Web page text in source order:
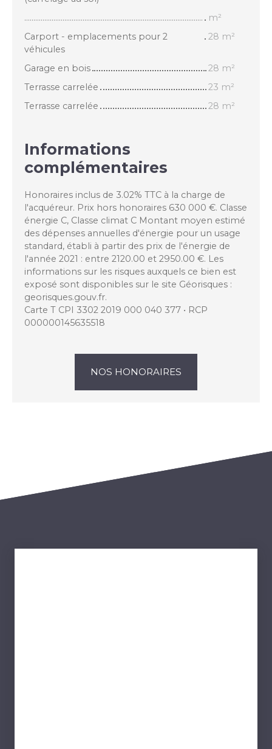
..................................................................................................
m²
Carport - emplacements pour 2
véhicules
28 m²
Garage en bois
28 m²
Terrasse carrelée
23 m²
Terrasse carrelée
28 m²
Informations
complémentaires
Honoraires inclus de 3.02% TTC à la charge de
l'acquéreur. Prix hors honoraires 630 000 €. Classe
énergie C, Classe climat C Montant moyen estimé
des dépenses annuelles d'énergie pour un usage
standard, établi à partir des prix de l'énergie de
l'année 2021 : entre 2120.00 et 2950.00 €. Les
informations sur les risques auxquels ce bien est
exposé sont disponibles sur le site Géorisques :
georisques.gouv.fr.
Carte T CPI 3302 2019 000 040 377 • RCP
000000145635518
NOS HONORAIRES